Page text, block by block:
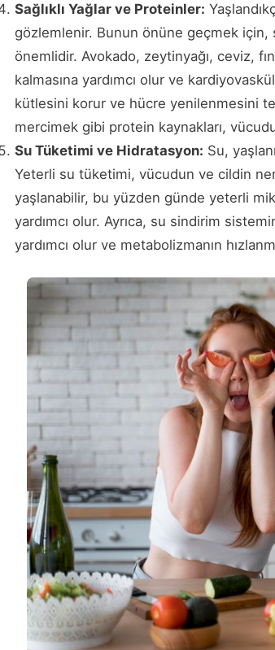
Sağlıklı Yağlar ve Proteinler:
gözlemlenir. Bunun önüne geçmek için,
önemlidir. Avokado, zeytinyağı, ceviz,
kalmasına yardımcı olur ve
kütlesini korur ve hücre yenilenmesini
mercimek gibi protein kaynakları,
Su Tüketimi ve Hidratasyon: Su,
Yeterli su tüketimi, vücudun ve cildin
yaşlanabilir, bu yüzden günde yeterli
yardımcı olur. Ayrıca, su sindirim
yardımcı olur ve metabolizmanın